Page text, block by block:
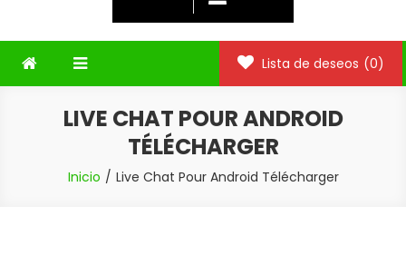
Lista de deseos (0)
LIVE CHAT POUR ANDROID
TÉLÉCHARGER
Inicio Live Chat Pour Android Télécharger